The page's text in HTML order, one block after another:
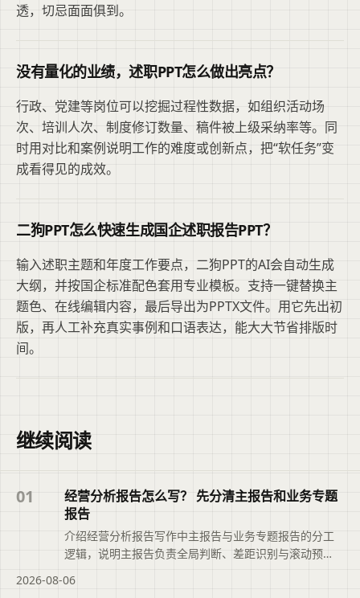
透，切忌面面俱到。
没有量化的业绩，述职PPT怎么做出亮点？
行政、党建等岗位可以挖掘过程性数据，如组织活动场
次、培训人次、制度修订数量、稿件被上级采纳率等。同
时用对比和案例说明工作的难度或创新点，把“软任务”变
成看得见的成效。
二狗PPT怎么快速生成国企述职报告PPT？
输入述职主题和年度工作要点，二狗PPT的AI会自动生成
大纲，并按国企标准配色套用专业模板。支持一键替换主
题色、在线编辑内容，最后导出为PPTX文件。用它先出初
版，再人工补充真实事例和口语表达，能大大节省排版时
间。
继续阅读
01
经营分析报告怎么写？ 先分清主报告和业务专题
报告
介绍经营分析报告写作中主报告与业务专题报告的分工
逻辑，说明主报告负责全局判断、差距识别与滚动预
助避免数据堆砌与内容重复，推动报告从现象描述转向
2026-08-06